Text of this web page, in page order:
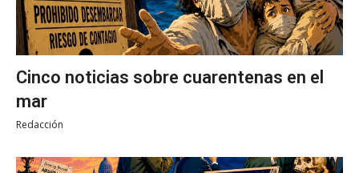
Cinco noticias sobre cuarentenas en el
mar
Redacción